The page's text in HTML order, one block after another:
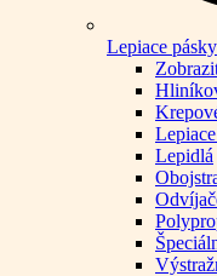
Lepiace pásky
Lepidlá